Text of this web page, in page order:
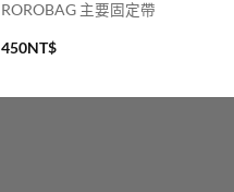
ROROBAG 主要固定帶
450NT$